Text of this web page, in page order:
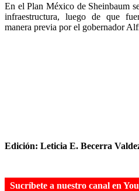
En el Plan México de Sheinbaum
infraestructura, luego de que
manera previa por el gobernador
Edición: Leticia E. Becerra
Sucríbete a nuestro canal en